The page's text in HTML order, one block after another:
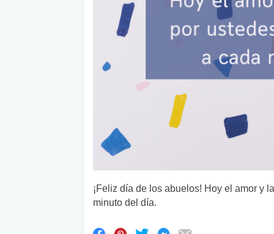
¡Feliz día de los abuelos! Hoy el amor y
minuto del día.